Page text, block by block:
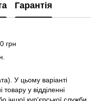
Гарантія
грн
У цьому варіанті
у відділенні
іншої кур'єрської служби.